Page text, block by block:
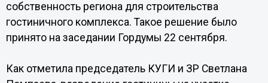
собственность региона для строительства
гостиничного комплекса. Такое решение было
принято на заседании Гордумы 22 сентября.
Как отметила председатель КУГИ и ЗР Светлана